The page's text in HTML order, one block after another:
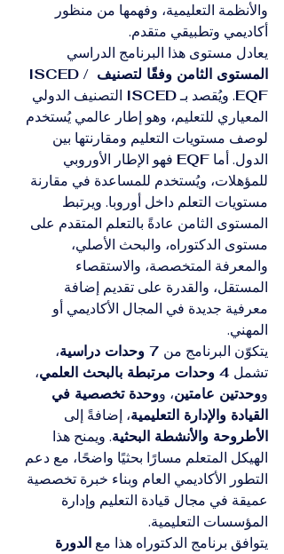
والأنظمة التعليمية، وفهمها من منظور
أكاديمي وتطبيقي متقدم.
يعادل مستوى هذا البرنامج الدراسي
المستوى الثامن وفقًا لتصنيف ISCED /
EQF. ويُقصد بـ ISCED التصنيف الدولي
المعياري للتعليم، وهو إطار عالمي يُستخدم
لوصف مستويات التعليم ومقارنتها بين
الدول. أما EQF فهو الإطار الأوروبي
للمؤهلات، ويُستخدم للمساعدة في مقارنة
مستويات التعلم داخل أوروبا. ويرتبط
المستوى الثامن عادةً بالتعلم المتقدم على
مستوى الدكتوراه، والبحث الأصلي،
والمعرفة المتخصصة، والاستقصاء
المستقل، والقدرة على تقديم إضافة
معرفية جديدة في المجال الأكاديمي أو
المهني.
يتكوّن البرنامج من 7 وحدات دراسية
،
تشمل 4 وحدات مرتبطة بالبحث العلمي
،
ووحدتين عامتين، ووحدة تخصصية في
القيادة والإدارة التعليمية، إضافةً إلى
الأطروحة والأنشطة البحثية. ويمنح هذا
الهيكل المتعلم مسارًا بحثيًا واضحًا، مع دعم
التطور الأكاديمي العام وبناء خبرة تخصصية
عميقة في مجال قيادة التعليم وإدارة
المؤسسات التعليمية.
يتوافق برنامج الدكتوراه هذا مع الدورة